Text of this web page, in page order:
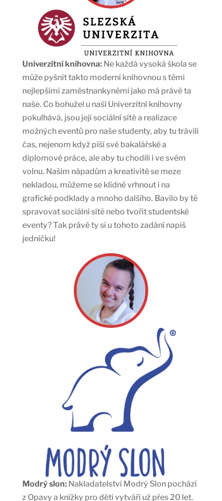
Univerzitní knihovna:Ne každá vysoká škola se
může pyšnit takto moderní knihovnou s těmi
nejlepšími zaměstnankyněmi jako má právě ta
naše. Co bohužel u naší Univerzitní knihovny
pokulhává, jsou její sociální sítě a realizace
možných eventů pro naše studenty, aby tu trávili
čas, nejenom když píší své bakalářské a
diplomové práce, ale aby tu chodili i ve svém
volnu. Našim nápadům a kreativitě se meze
nekladou, můžeme se klidně vrhnout i na
grafické podklady a mnoho dalšího. Bavilo by tě
spravovat sociální sítě nebo tvořit studentské
eventy? Tak právě ty si u tohoto zadání napiš
jedničku!
Modrý slon:Nakladatelství Modrý Slon pochází
z Opavy a knížky pro děti vytváří už přes 20 let.